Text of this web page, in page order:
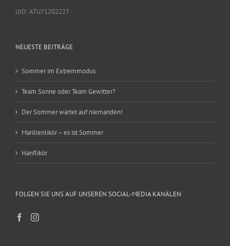
UID: ATU71202227
NEUESTE BEITRÄGE
Sommer im Extremmodus
Team Sonne oder Team Gewitter?
Der Sommer wartet auf niemanden!
Marillenlikör – es ist Sommer
Hanflikör
FOLGEN SIE UNS AUF UNSEREN SOCIAL-MEDIA KANÄLEN